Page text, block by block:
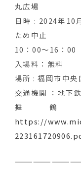
丸広場
日時 : 2024年10
ため中止
10：00～16：00
入場料：無料
場所 : 福岡市中
交通機関 ：地下
舞鶴
https://